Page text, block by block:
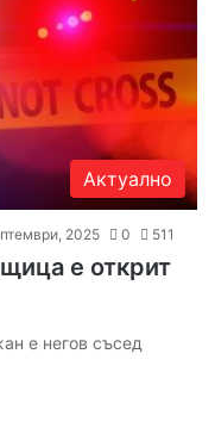
Актуално
2025 0 511
е открит
е негов съсед